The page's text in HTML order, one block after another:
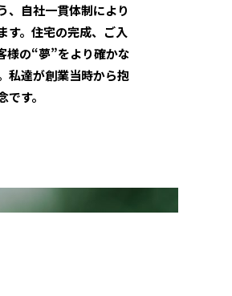
、自社一貫体制により
す。住宅の完成、ご入
様の“夢”をより確かな
私達が創業当時から抱
す。